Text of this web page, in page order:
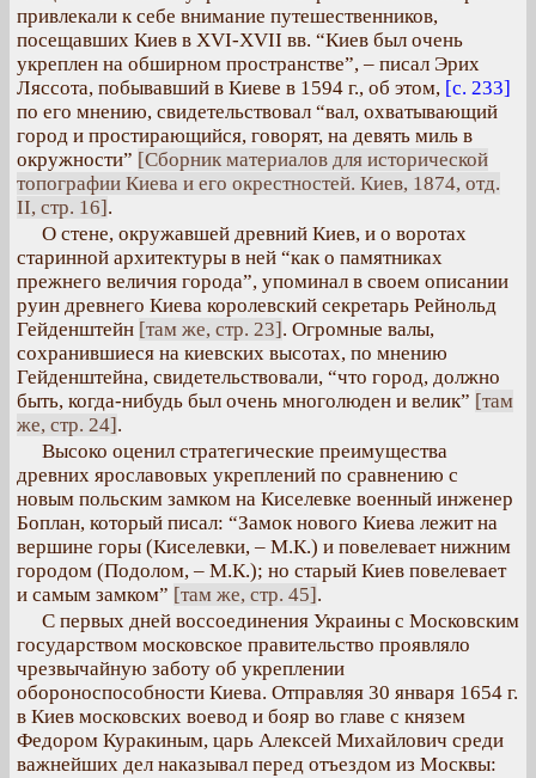
привлекали к себе внимание путешественников,
посещавших Киев в XVI-XVII вв. “Киев был очень
укреплен на обширном пространстве”, – писал Эрих
Ляссота, побывавший в Киеве в 1594 г., об этом, [с. 233]
по его мнению, свидетельствовал “вал, охватывающий
город и простирающийся, говорят, на девять миль в
окружности” [Сборник материалов для исторической
топографии Киева и его окрестностей. Киев, 1874, отд.
II, стр. 16].
О стене, окружавшей древний Киев, и о воротах
старинной архитектуры в ней “как о памятниках
прежнего величия города”, упоминал в своем описании
руин древнего Киева королевский секретарь Рейнольд
Гейденштейн [там же, стр. 23]. Огромные валы,
сохранившиеся на киевских высотах, по мнению
Гейденштейна, свидетельствовали, “что город, должно
быть, когда-нибудь был очень многолюден и велик” [там
же, стр. 24].
Высоко оценил стратегические преимущества
древних ярославовых укреплений по сравнению с
новым польским замком на Киселевке военный инженер
Боплан, который писал: “Замок нового Киева лежит на
вершине горы (Киселевки, – М.К.) и повелевает нижним
городом (Подолом, – М.К.); но старый Киев повелевает
и самым замком” [там же, стр. 45].
С первых дней воссоединения Украины с Московским
государством московское правительство проявляло
чрезвычайную заботу об укреплении
обороноспособности Киева. Отправляя 30 января 1654 г.
в Киев московских воевод и бояр во главе с князем
Федором Куракиным, царь Алексей Михайлович среди
важнейших дел наказывал перед отъездом из Москвы: